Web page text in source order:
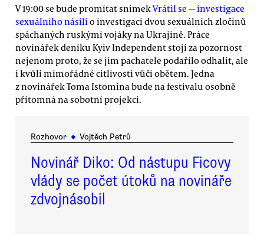
V 19:00 se bude promítat snímekVrátil se — investigace
sexuálního násilí o investigaci dvou sexuálních zločinů
spáchaných ruskými vojáky na Ukrajině. Práce
novinářek deníku Kyiv Independent stojí za pozornost
nejenom proto, že se jim pachatele podařilo odhalit, ale
i kvůli mimořádné citlivosti vůči obětem. Jedna
z novinářek Toma Istomina bude na festivalu osobně
přítomná na sobotní projekci.
Rozhovor ● Vojtěch Petrů
Novinář Diko: Od nástupu Ficovy
vlády se počet útoků na novináře
zdvojnásobil